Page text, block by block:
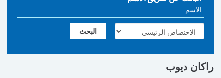
راكان ديوب